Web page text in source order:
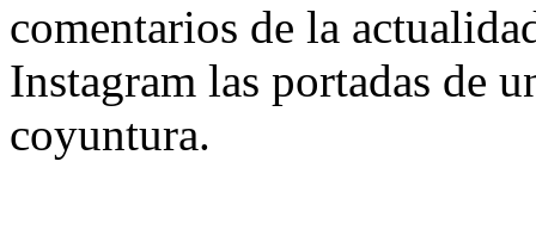
comentarios de la
Instagram las portadas de
coyuntura.